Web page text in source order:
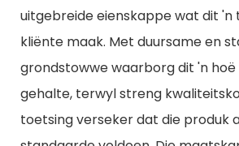
uitgebreide eienskappe wat dit 'n
kliënte maak. Met duursame en
grondstowwe waarborg dit 'n hoë
gehalte, terwyl streng
toetsing verseker dat die produk